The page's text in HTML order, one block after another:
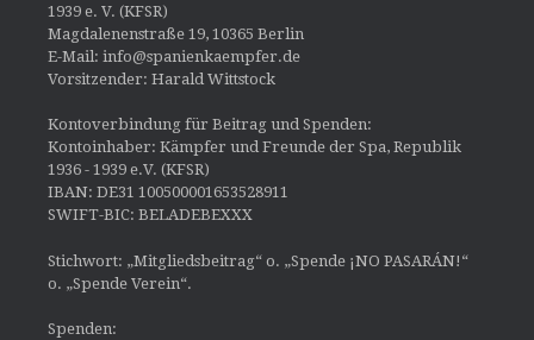
1939 e. V. (KFSR)
Magdalenenstraße 19, 10365 Berlin
E-Mail: info@spanienkaempfer.de
Vorsitzender: Harald Wittstock
Kontoverbindung für Beitrag und Spenden:
Kontoinhaber: Kämpfer und Freunde der Spa, Republik
1936 - 1939 e.V. (KFSR)
IBAN: DE31 100500001653528911
SWIFT-BIC: BELADEBEXXX
Stichwort: „Mitgliedsbeitrag“ o. „Spende ¡NO PASARÁN!“
o. „Spende Verein“.
Spenden: